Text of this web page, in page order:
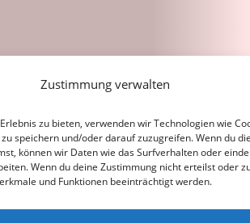
Zustimmung verwalten
zu bieten, verwenden wir Technologien wie
speichern und/oder darauf zuzugreifen. Wenn du
können wir Daten wie das Surfverhalten oder
Wenn du deine Zustimmung nicht erteilst oder
und Funktionen beeinträchtigt werden.